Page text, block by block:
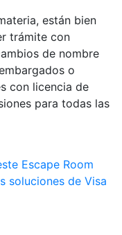
están bien
trámite con
de nombre
o
con licencia de
para todas las
Escape Room
soluciones de Visa